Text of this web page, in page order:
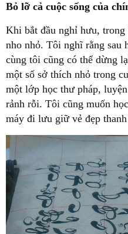
Bỏ lỡ cả cuộc sống của
Khi bắt đầu nghỉ hưu,
nho nhỏ. Tôi nghĩ rằng sau
cùng tôi cũng có thể dừng
một số sở thích nhỏ trong
một lớp học thư pháp,
rảnh rỗi. Tôi cũng muốn
máy đi lưu giữ vẻ đẹp